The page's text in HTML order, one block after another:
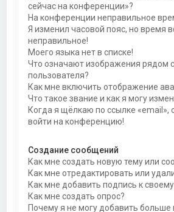
сейчас на конференции»?
На конференции неправильное
Я изменил часовой пояс, но время
неправильное!
Моего языка нет в списке!
Что означают изображения рядом
пользователя?
Как мне включить отображение
Что такое звание и как я могу
Когда я щёлкаю по ссылке «email»,
войти на конференцию!
Создание сообщений
Как мне создать новую тему или
Как мне отредактировать или
Как мне добавить подпись к
Как мне создать опрос?
Почему я не могу добавить больше